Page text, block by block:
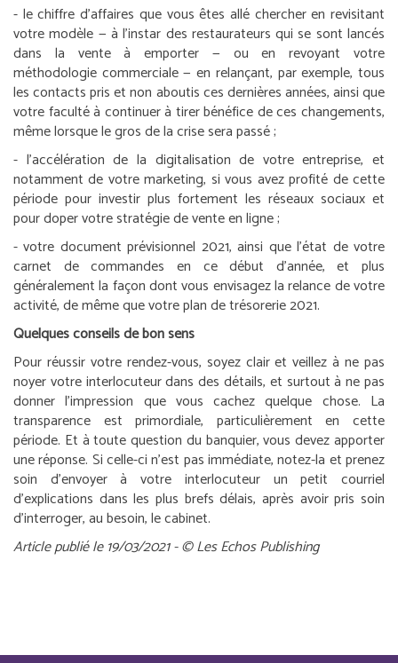
- le chiffre d’affaires que vous êtes allé chercher en revisitant
votre modèle — à l’instar des restaurateurs qui se sont lancés
dans la vente à emporter — ou en revoyant votre
méthodologie commerciale — en relançant, par exemple, tous
les contacts pris et non aboutis ces dernières années, ainsi que
votre faculté à continuer à tirer bénéfice de ces changements,
même lorsque le gros de la crise sera passé ;
- l’accélération de la digitalisation de votre entreprise, et
notamment de votre marketing, si vous avez profité de cette
période pour investir plus fortement les réseaux sociaux et
pour doper votre stratégie de vente en ligne ;
- votre document prévisionnel 2021, ainsi que l’état de votre
carnet de commandes en ce début d’année, et plus
généralement la façon dont vous envisagez la relance de votre
activité, de même que votre plan de trésorerie 2021.
Quelques conseils de bon sens
Pour réussir votre rendez-vous, soyez clair et veillez à ne pas
noyer votre interlocuteur dans des détails, et surtout à ne pas
donner l’impression que vous cachez quelque chose. La
transparence est primordiale, particulièrement en cette
période. Et à toute question du banquier, vous devez apporter
une réponse. Si celle-ci n’est pas immédiate, notez-la et prenez
soin d’envoyer à votre interlocuteur un petit courriel
d’explications dans les plus brefs délais, après avoir pris soin
d’interroger, au besoin, le cabinet.
Article publié le 19/03/2021 - © Les Echos Publishing